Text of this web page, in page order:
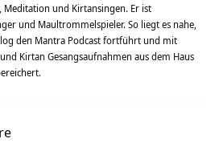
Meditation und Kirtansingen. Er ist
und Maultrommelspieler. So liegt es nahe,
den Mantra Podcast fortführt und mit
Kirtan Gesangsaufnahmen aus dem Haus